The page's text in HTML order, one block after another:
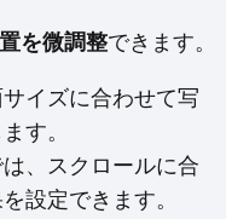
を微調整できます。
イズに合わせて写
す。
、スクロールに合
設定できます。